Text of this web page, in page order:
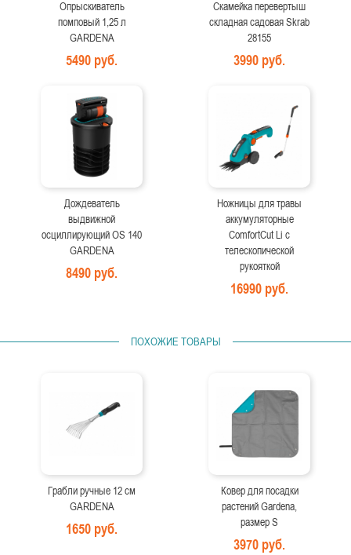
Опрыскиватель
помповый 1,25 л
GARDENA
5490 руб.
Скамейка перевертыш
складная садовая Skrab
28155
3990 руб.
Дождеватель
выдвижной
осциллирующий OS 140
GARDENA
8490 руб.
Ножницы для травы
аккумуляторные
ComfortCut Li с
телескопической
рукояткой
16990 руб.
ПОХОЖИЕ ТОВАРЫ
Грабли ручные 12 см
GARDENA
1650 руб.
Ковер для посадки
растений Gardena,
размер S
3970 руб.